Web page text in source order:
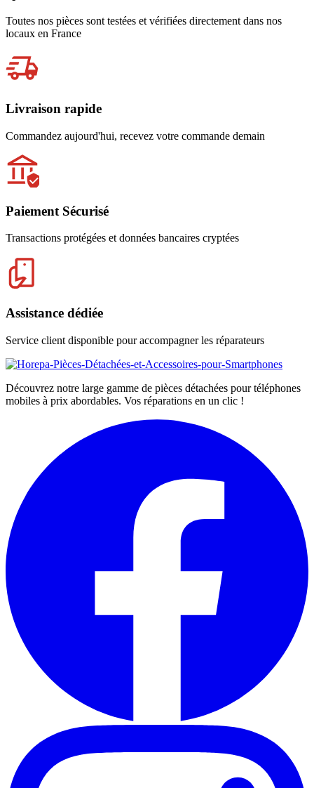
Toutes nos pièces sont testées et vérifiées directement dans nos
locaux en France
Livraison rapide
Commandez aujourd'hui, recevez votre commande demain
Paiement Sécurisé
Transactions protégées et données bancaires cryptées
Assistance dédiée
Service client disponible pour accompagner les réparateurs
Découvrez notre large gamme de pièces détachées pour téléphones
mobiles à prix abordables. Vos réparations en un clic !